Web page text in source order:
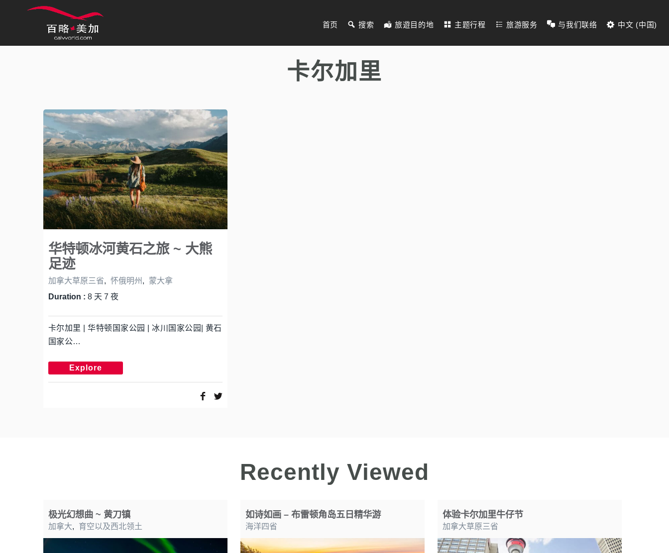
首页 搜索 旅遊目的地 主题行程 旅游服务 与我们联络 中文 (中国)
卡尔加里
华特顿冰河黄石之旅 ~ 大熊
足迹
加拿大草原三省, 怀俄明州 ,
蒙大拿
Duration : 8 天 7 夜
卡尔加里 | 华特顿国家公园 | 冰川国家公园| 黄石
国家公…
Explore
Recently Viewed
极光幻想曲 ~ 黄刀镇
加拿大, 育空以及西北领土
如诗如画 – 布雷顿角岛五日精华游
海洋四省
体验卡尔加里牛仔节
加拿大草原三省